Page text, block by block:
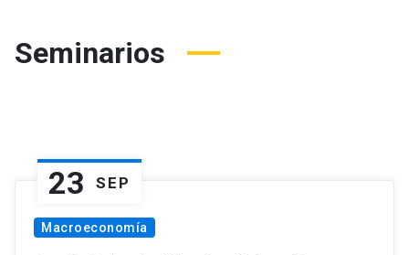
Seminarios
23 SEP
Macroeconomía